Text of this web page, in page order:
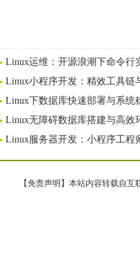
Linux运维：开源浪潮下命令行
Linux小程序开发：精效工具链
Linux下数据库快速部署与系统
Linux无障碍数据库搭建与高效
Linux服务器开发：小程序工程
【免责声明】本站内容转载自